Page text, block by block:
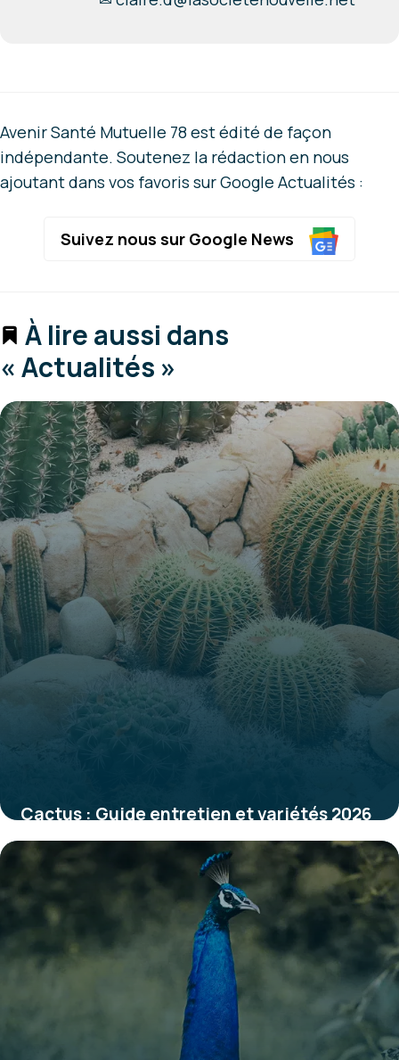
Avenir Santé Mutuelle 78 est édité de façon
indépendante. Soutenez la rédaction en nous
ajoutant dans vos favoris sur Google Actualités :
Suivez nous sur Google News
À lire aussi dans
« Actualités »
Cactus : Guide entretien et variétés 2026
31 mai 2026